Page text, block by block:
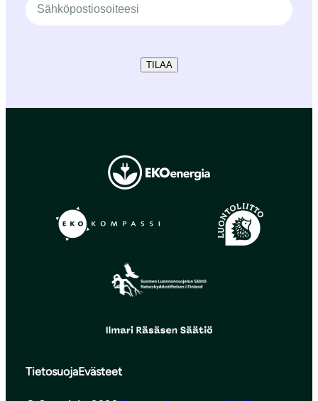
TILAA
TietosuojaEvästeet